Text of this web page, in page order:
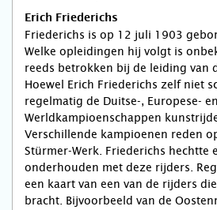
Erich Friederichs
Friederichs is op 12 juli 1903
Welke opleidingen hij volgt is
reeds be­trokken bij de leiding van
Hoewel Erich Friederichs zelf niet
regelmatig de Duitse-, Europese-
Werldkampioenschappen
Verschillende kampioenen reden
Stürmer-Werk. Friederichs hechtte
onderhouden met deze rijders.
een kaart van een van de rijders
bracht. Bij­voorbeeld van de